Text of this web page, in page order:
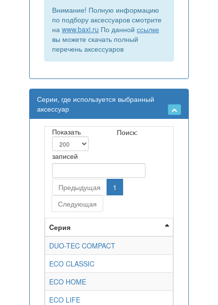
Внимание! Полную информацию
по подбору аксессуаров смотрите
на www.baxi.ru По данной ссылке
вы можете скачать полный
перечень аксессуаров
Серии, где используется выбранный
аксессуар
Показать
записей
Поиск:
Предыдущая
1
Следующая
Cерия
DUO-TEC COMPACT
ECO CLASSIC
ECO HOME
ECO LIFE